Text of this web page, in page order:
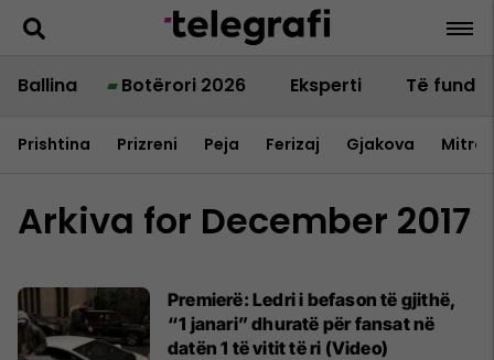
Ballina Botërori 2026 Eksperti Të fundit
Prishtina Prizreni Peja Ferizaj Gjakova
Arkiva for December 2017
Premierë: Ledri i befason të gjithë,
“1 janari” dhuratë për fansat në
datën 1 të vitit të ri (Video)